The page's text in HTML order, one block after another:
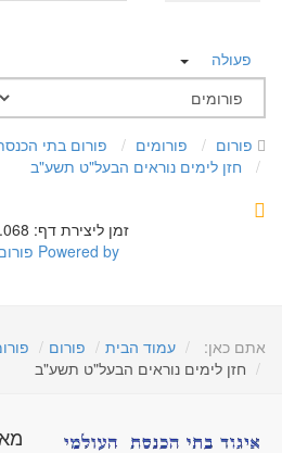
פעולה
פורום פורומים
פורום בתי
חזן לימים נוראים הבעל"ט תשע"ב
זמן ליצירת דף: 0.068 שניות
Powered by
אתם כאן: עמוד הבית פורום
חזן לימים נוראים הבעל"ט תשע"ב